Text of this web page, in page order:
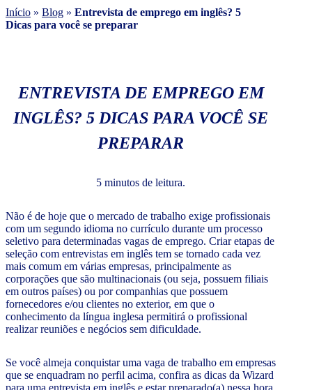
Início » Blog » Entrevista de emprego em inglês? 5
Dicas para você se preparar
ENTREVISTA DE EMPREGO EM
INGLÊS? 5 DICAS PARA VOCÊ SE
PREPARAR
5 minutos de leitura.
Não é de hoje que o mercado de trabalho exige profissionais
com um segundo idioma no currículo durante um processo
seletivo para determinadas vagas de emprego. Criar etapas de
seleção com entrevistas em inglês tem se tornado cada vez
mais comum em várias empresas, principalmente as
corporações que são multinacionais (ou seja, possuem filiais
em outros países) ou por companhias que possuem
fornecedores e/ou clientes no exterior, em que o
conhecimento da língua inglesa permitirá o profissional
realizar reuniões e negócios sem dificuldade.
Se você almeja conquistar uma vaga de trabalho em empresas
que se enquadram no perfil acima, confira as dicas da Wizard